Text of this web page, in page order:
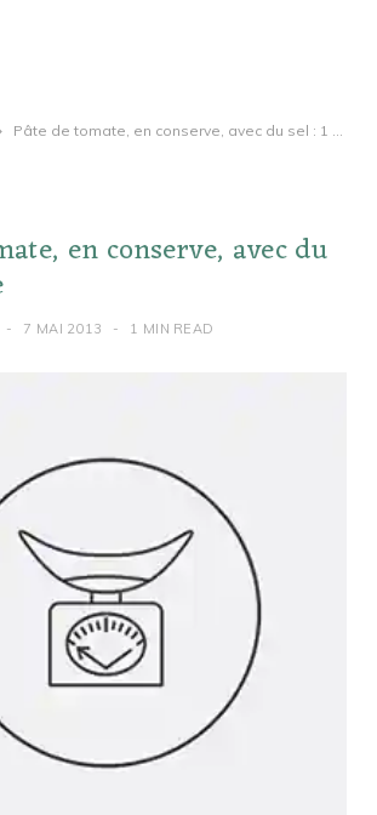
Pâte de tomate, en conserve, avec du sel : 1 tasse
en conserve, avec du
7 MAI 2013 1 MIN READ